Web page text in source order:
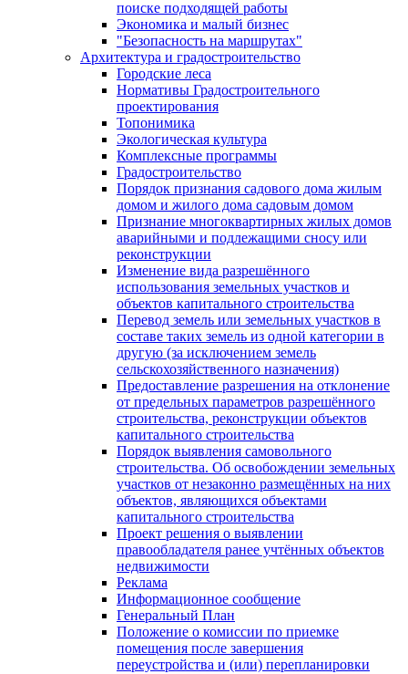
поиске подходящей работы
Экономика и малый бизнес
"Безопасность на маршрутах"
Архитектура и градостроительство
Городские леса
Нормативы Градостроительного
проектирования
Топонимика
Экологическая культура
Комплексные программы
Градостроительство
Порядок признания садового дома жилым
домом и жилого дома садовым домом
Признание многоквартирных жилых домов
аварийными и подлежащими сносу или
реконструкции
Изменение вида разрешённого
использования земельных участков и
объектов капитального строительства
Перевод земель или земельных участков в
составе таких земель из одной категории в
другую (за исключением земель
сельскохозяйственного назначения)
Предоставление разрешения на отклонение
от предельных параметров разрешённого
строительства, реконструкции объектов
капитального строительства
Порядок выявления самовольного
строительства. Об освобождении земельных
участков от незаконно размещённых на них
объектов, являющихся объектами
капитального строительства
Проект решения о выявлении
правообладателя ранее учтённых объектов
недвижимости
Реклама
Информационное сообщение
Генеральный План
Положение о комиссии по приемке
помещения после завершения
переустройства и (или) перепланировки